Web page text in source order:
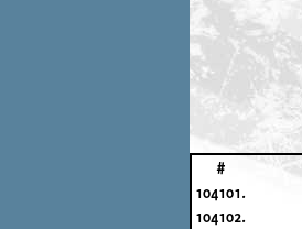
#
104101.
104102.